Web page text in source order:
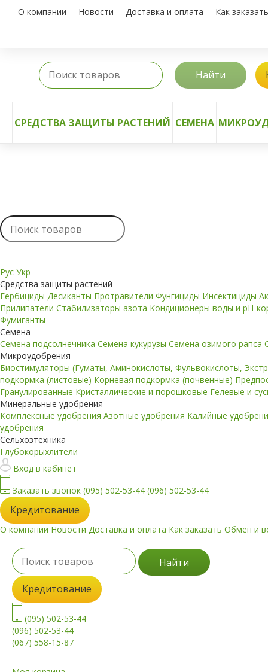
О компании Новости Доставка и оплата Как заказать
Найти
СРЕДСТВА ЗАЩИТЫ РАСТЕНИЙ СЕМЕНА
Рус Укр
Средства защиты растений
Гербициды Десиканты Протравители Фунгициды Инсектициды
Прилипатели Стабилизаторы азота Кондиционеры воды и pH-
Фумиганты
Семена
Семена подсолнечника Семена кукурузы Семена озимого рапса
Микроудобрения
Биостимуляторы (Гуматы, Аминокислоты, Фульвокислоты,
подкормка (листовые) Корневая подкормка (почвенные)
Гранулированные Кристаллические и порошковые Гелевые и
Минеральные удобрения
Комплексные удобрения Азотные удобрения Калийные
удобрения
Сельхозтехника
Глубокорыхлители
Вход в кабинет
Заказать звонок (095) 502-53-44 (096) 502-53-44
Кредитование
О компании Новости Доставка и оплата Как заказать Обмен и
Найти
Кредитование
(095) 502-53-44
(096) 502-53-44
(067) 558-15-87